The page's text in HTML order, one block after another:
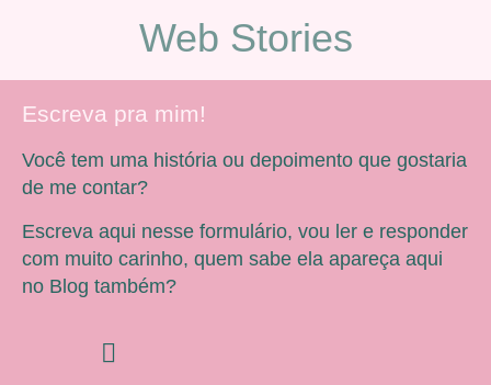
Web Stories
Escreva pra mim!
Você tem uma história ou depoimento que gostaria
de me contar?
Escreva aqui nesse formulário, vou ler e responder
com muito carinho, quem sabe ela apareça aqui
no Blog também?